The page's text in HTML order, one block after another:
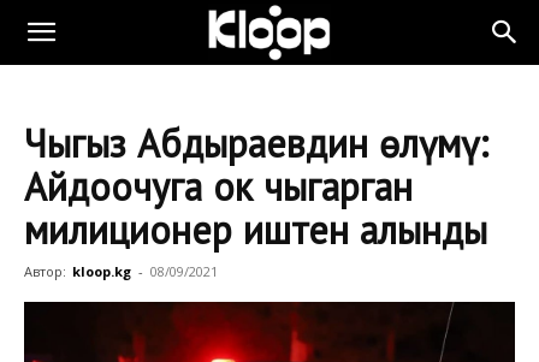
Чыңгыз Абдыраевдин өлүмү:
Айдоочуга ок чыгарган
милиционер иштен алынды
Автор: kloop.kg - 08/09/2021